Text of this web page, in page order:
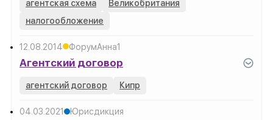
агентская схема
Великобритания
налогообложение
12.08.2014 ФорумАнна1
Агентский договор
агентский договор Кипр
04.03.2021 Юрисдикция